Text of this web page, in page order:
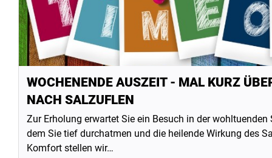
WOCHENENDE AUSZEIT - MAL KURZ
NACH SALZUFLEN
Zur Erholung erwartet Sie ein Besuch in der
dem Sie tief durchatmen und die heilende Wirkung des
Komfort stellen wir…